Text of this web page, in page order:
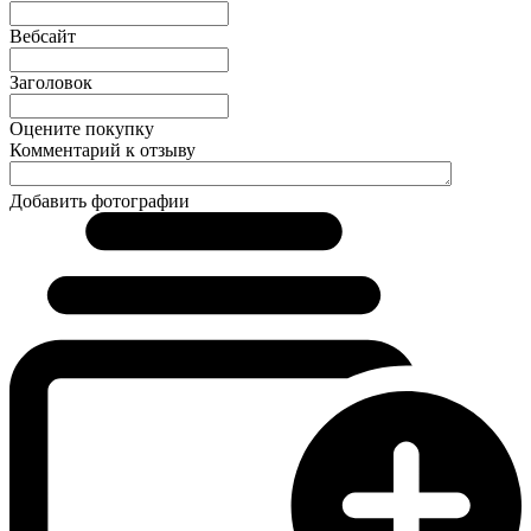
Вебсайт
Заголовок
Оцените покупку
Комментарий к отзыву
Добавить фотографии